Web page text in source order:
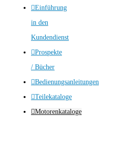
Einführung
in den
Kundendienst
Prospekte
/ Bücher
Bedienungsanleitungen
Teilekataloge
Motorenkataloge